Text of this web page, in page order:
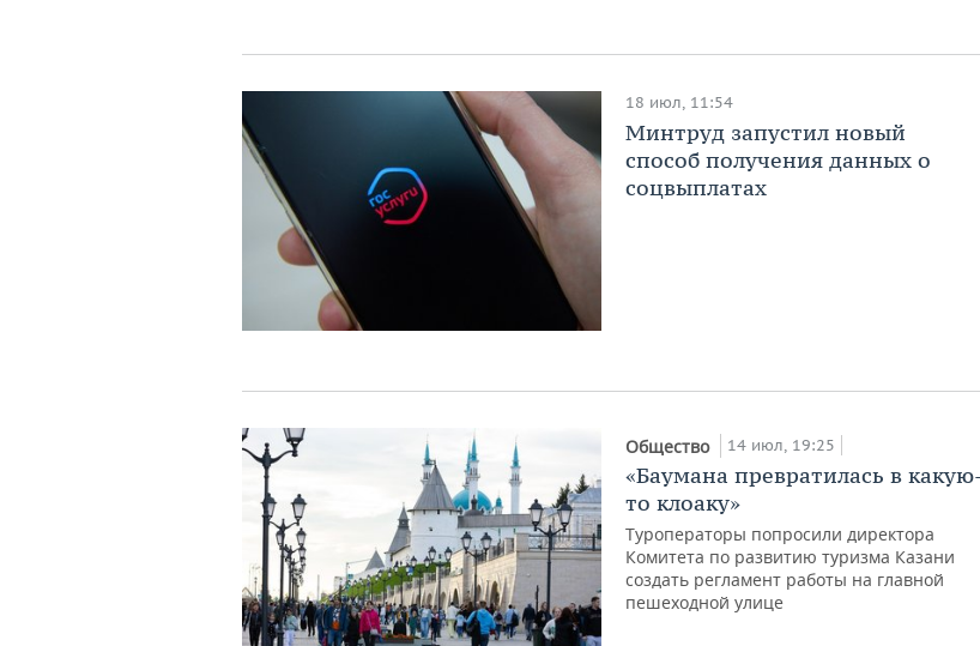
18 июл, 11:54
Минтруд запустил новый
способ получения данных о
соцвыплатах
Общество 14 июл, 19:25
«Баумана превратилась в
то клоаку»
Туроператоры попросили директора
Комитета по развитию туризма Казани
создать регламент работы на главной
пешеходной улице